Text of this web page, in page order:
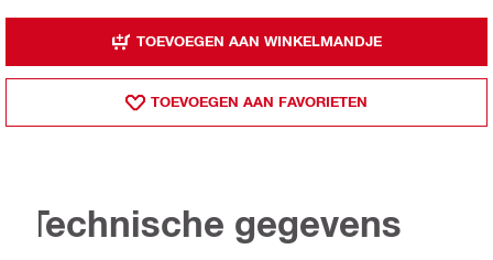
TOEVOEGEN AAN WINKELMANDJE
TOEVOEGEN AAN FAVORIETEN
Technische gegevens